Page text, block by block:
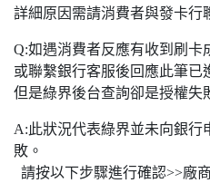
詳細原因需請消費者與發卡行
Q:如遇消費者反應有收到刷卡
或聯繫銀行客服後回應此筆已
但是綠界後台查詢卻是授權失
A:此狀況代表綠界並未向銀行
敗。
請按以下步驟進行確認>>廠